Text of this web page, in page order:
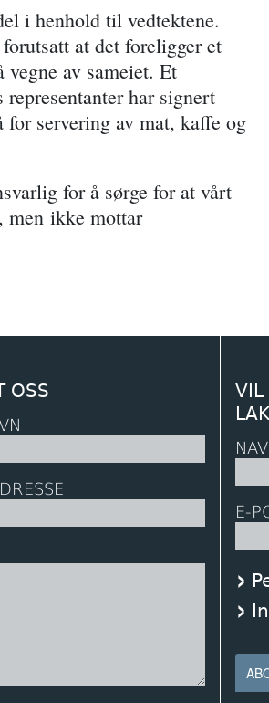
i henhold til vedtektene.
at det foreligger et
av sameiet. Et
har signert
servering av mat, kaffe og
for å sørge for at vårt
men ikke mottar
OSS
VIL
E-